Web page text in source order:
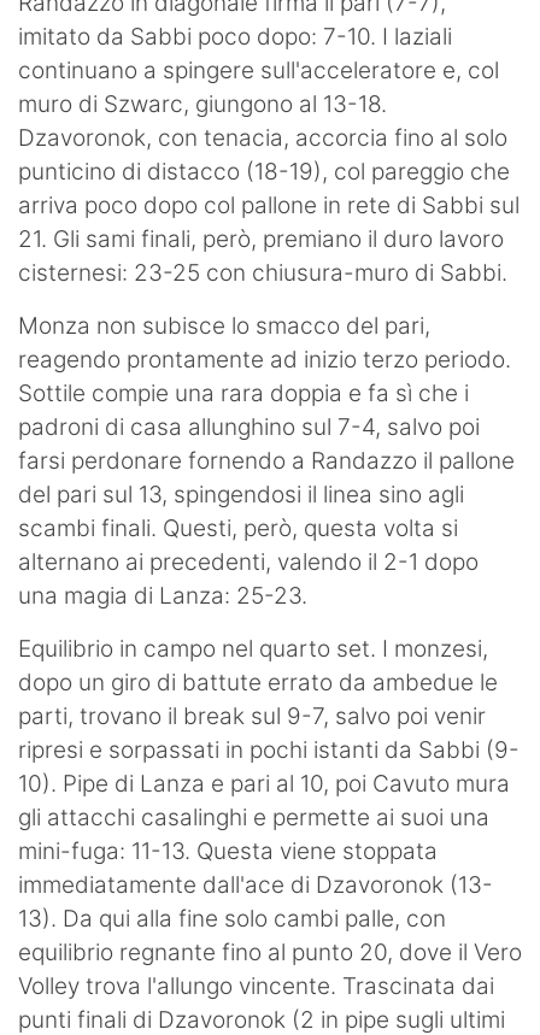
imitato da Sabbi poco dopo: 7-10. I laziali
continuano a spingere sull'acceleratore e, col
muro di Szwarc, giungono al 13-18.
Dzavoronok, con tenacia, accorcia fino al solo
punticino di distacco (18-19), col pareggio che
arriva poco dopo col pallone in rete di Sabbi sul
21. Gli sami finali, però, premiano il duro lavoro
cisternesi: 23-25 con chiusura-muro di Sabbi.
Monza non subisce lo smacco del pari,
reagendo prontamente ad inizio terzo periodo.
Sottile compie una rara doppia e fa sì che i
padroni di casa allunghino sul 7-4, salvo poi
farsi perdonare fornendo a Randazzo il pallone
del pari sul 13, spingendosi il linea sino agli
scambi finali. Questi, però, questa volta si
alternano ai precedenti, valendo il 2-1 dopo
una magia di Lanza: 25-23.
Equilibrio in campo nel quarto set. I monzesi,
dopo un giro di battute errato da ambedue le
parti, trovano il break sul 9-7, salvo poi venir
ripresi e sorpassati in pochi istanti da Sabbi (9-
10). Pipe di Lanza e pari al 10, poi Cavuto mura
gli attacchi casalinghi e permette ai suoi una
mini-fuga: 11-13. Questa viene stoppata
immediatamente dall'ace di Dzavoronok (13-
13). Da qui alla fine solo cambi palle, con
equilibrio regnante fino al punto 20, dove il Vero
Volley trova l'allungo vincente. Trascinata dai
punti finali di Dzavoronok (2 in pipe sugli ultimi